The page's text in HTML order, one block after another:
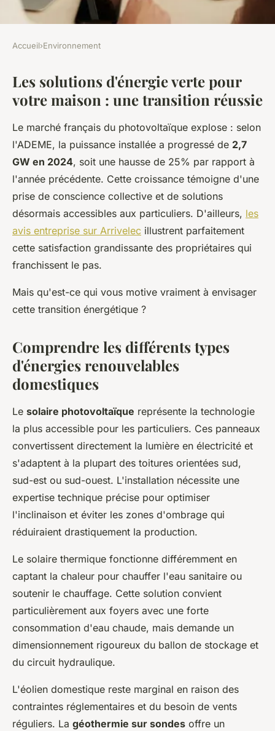
Énergie renouvelable :
arrivelec, des clients conquis !
Jeanne•21 novembre 2025•8 min de lecture
Accueil›Environnement
Les solutions d'énergie verte pour
votre maison : une transition réussie
Le marché français du photovoltaïque explose : selon
l'ADEME, la puissance installée a progressé de 2,7
GW en 2024, soit une hausse de 25% par rapport à
l'année précédente. Cette croissance témoigne d'une
prise de conscience collective et de solutions
désormais accessibles aux particuliers. D'ailleurs, les
avis entreprise sur Arrivelec illustrent parfaitement
cette satisfaction grandissante des propriétaires qui
franchissent le pas.
Mais qu'est-ce qui vous motive vraiment à envisager
cette transition énergétique ?
Comprendre les différents types
d'énergies renouvelables
domestiques
Le solaire photovoltaïque représente la technologie
la plus accessible pour les particuliers. Ces panneaux
convertissent directement la lumière en électricité et
s'adaptent à la plupart des toitures orientées sud,
sud-est ou sud-ouest. L'installation nécessite une
expertise technique précise pour optimiser
l'inclinaison et éviter les zones d'ombrage qui
réduiraient drastiquement la production.
Le solaire thermique fonctionne différemment en
captant la chaleur pour chauffer l'eau sanitaire ou
soutenir le chauffage. Cette solution convient
particulièrement aux foyers avec une forte
consommation d'eau chaude, mais demande un
dimensionnement rigoureux du ballon de stockage et
du circuit hydraulique.
L'éolien domestique reste marginal en raison des
contraintes réglementaires et du besoin de vents
réguliers. La géothermie sur sondes offre un